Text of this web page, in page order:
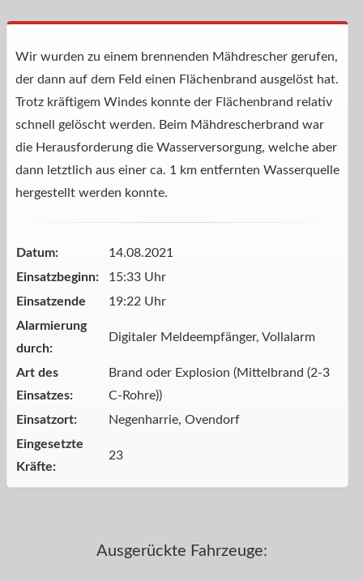
Wir wurden zu einem brennenden Mähdrescher gerufen,
der dann auf dem Feld einen Flächenbrand ausgelöst hat.
Trotz kräftigem Windes konnte der Flächenbrand relativ
schnell gelöscht werden. Beim Mähdrescherbrand war
die Herausforderung die Wasserversorgung, welche aber
dann letztlich aus einer ca. 1 km entfernten Wasserquelle
hergestellt werden konnte.
Datum:
14.08.2021
Einsatzbeginn:
15:33 Uhr
Einsatzende
19:22 Uhr
Alarmierung
durch:
Digitaler Meldeempfänger, Vollalarm
Art des
Einsatzes:
Brand oder Explosion (Mittelbrand (2-3
C-Rohre))
Einsatzort:
Negenharrie, Ovendorf
Eingesetzte
Kräfte:
23
Ausgerückte Fahrzeuge: